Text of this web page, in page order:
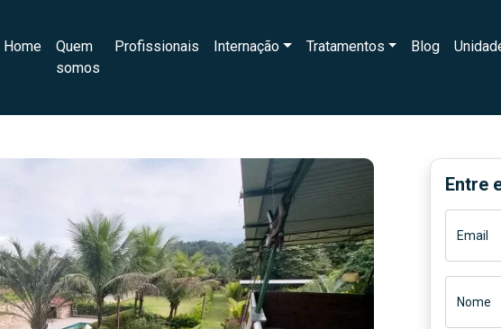
Home
Quem
somos
Profissionais Internação Tratamentos Blog
Entre
Email
Nome